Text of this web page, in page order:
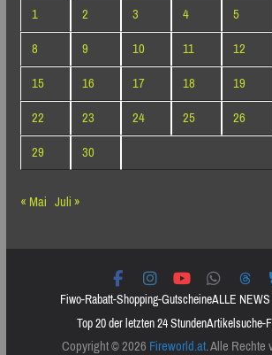
1
2 3 4 5
8
9 10 11 12
15
16 17 18 19
22
23 24 25 26
29
30
« Mai Juli »
Fiwo-Rabatt-Shopping-GutscheineALLE
Top 20 der letzten 24 StundenArtikelsuche-
Copyright © 2026Fireworld.at. Alle Rechte